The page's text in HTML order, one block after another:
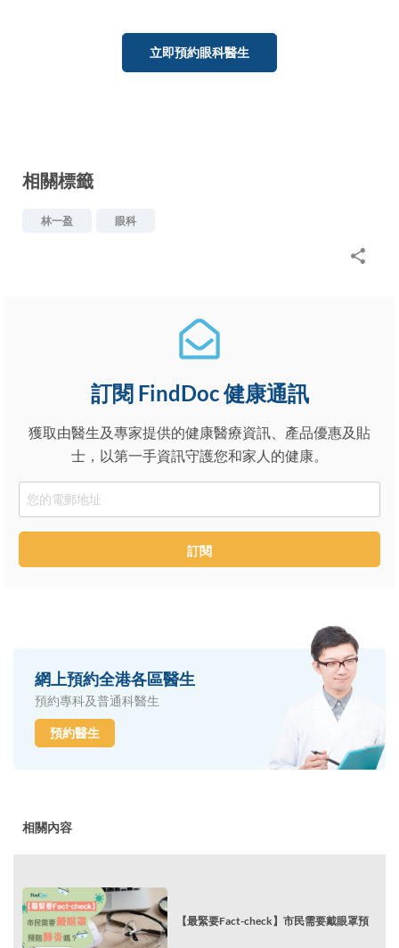
立即預約眼科醫生
相關標籤
林一盈 眼科
訂閱 FindDoc 健康通訊
獲取由醫生及專家提供的健康醫療資訊、產品優惠及貼
士，以第一手資訊守護您和家人的健康。
Email
訂閱
網上預約全港各區醫生
預約專科及普通科醫生
預約醫生
相關內容
【最緊要Fact-check】市民需要戴眼罩預